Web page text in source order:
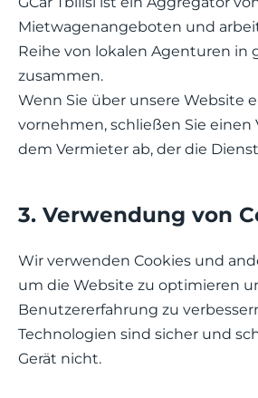
Mietwagenangeboten und
Reihe von lokalen Agenturen in
zusammen.
Wenn Sie über unsere Website
vornehmen, schließen Sie
dem Vermieter ab, der die
3. Verwendung von
Wir verwenden Cookies und
um die Website zu optimieren
Benutzererfahrung zu
Technologien sind sicher und
Gerät nicht.